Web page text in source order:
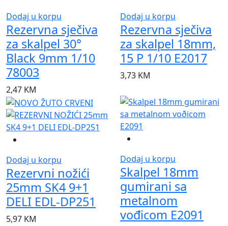
Dodaj u korpu
Rezervna sječiva
za skalpel 30°
Black 9mm 1/10
78003
2,47 KM
Dodaj u korpu
Rezervna sječiva
za skalpel 18mm,
15 P 1/10 E2017
3,73 KM
Dodaj u korpu
Rezervni nožići
25mm SK4 9+1
DELI EDL-DP251
5,97 KM
Dodaj u korpu
Skalpel 18mm
gumirani sa
metalnom
vođicom E2091